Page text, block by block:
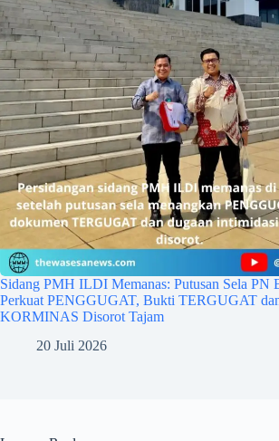
Sidang PMH ILDI Memanas: Putusan Sela PN
Perkuat PENGGUGAT, Bukti TERGUGAT
KORMINAS Disorot Tajam
20 Juli 2026